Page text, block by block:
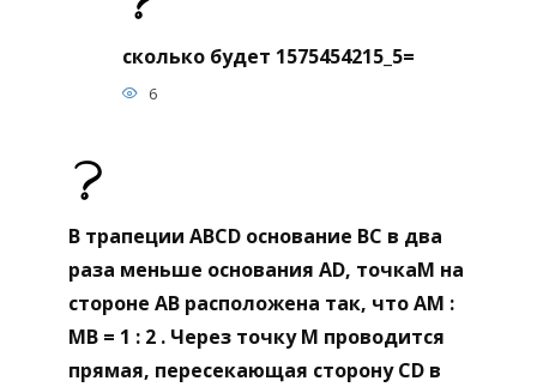
сколько будет 1575454215_5=
6
В трапеции ABCD основание BC в два
раза меньше основания AD, точкаM на
стороне AB расположена так, что AM :
МВ = 1 : 2 . Через точку M проводится
прямая, пересекающая сторону CD в